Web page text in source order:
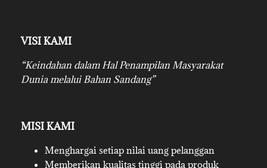
VISI KAMI
“Keindahan dalam Hal Penampilan Masyarakat
Dunia melalui Bahan Sandang”
MISI KAMI
Menghargai setiap nilai uang pelanggan
Memberikan kualitas tinggi pada produk